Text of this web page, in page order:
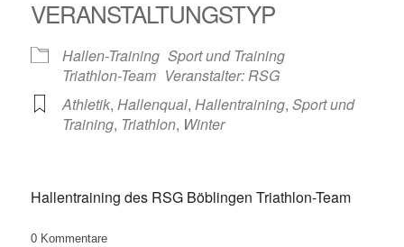
VERANSTALTUNGSTYP
Hallen-Training Sport und Training
Triathlon-Team Veranstalter: RSG
Athletik, Hallenqual, Hallentraining, Sport und
Training, Triathlon, Winter
Hallentraining des RSG Böblingen Triathlon-Team
0 Kommentare